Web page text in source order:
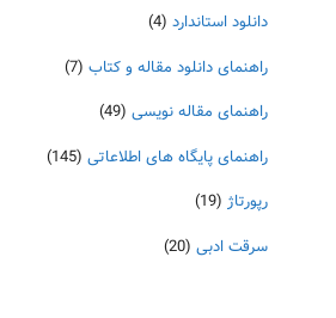
دانلود استاندارد (4)
راهنمای دانلود مقاله و کتاب (7)
راهنمای مقاله نویسی (49)
راهنمای پایگاه های اطلاعاتی (145)
رپورتاژ (19)
سرقت ادبی (20)